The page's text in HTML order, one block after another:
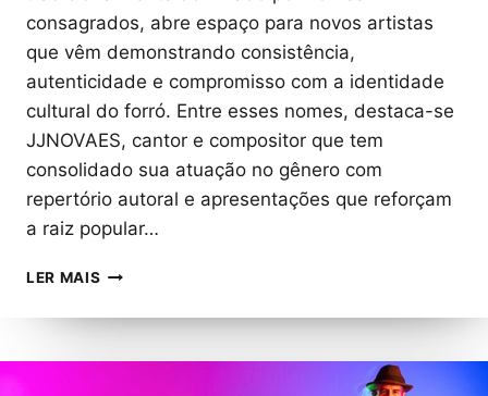
consagrados, abre espaço para novos artistas
que vêm demonstrando consistência,
autenticidade e compromisso com a identidade
cultural do forró. Entre esses nomes, destaca-se
JJNOVAES, cantor e compositor que tem
consolidado sua atuação no gênero com
repertório autoral e apresentações que reforçam
a raiz popular…
LER MAIS JJNOVAES:
E
REFORÇA